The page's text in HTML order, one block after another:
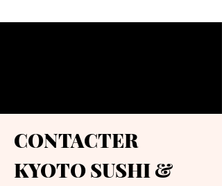
CONTACTER
KYOTO SUSHI &